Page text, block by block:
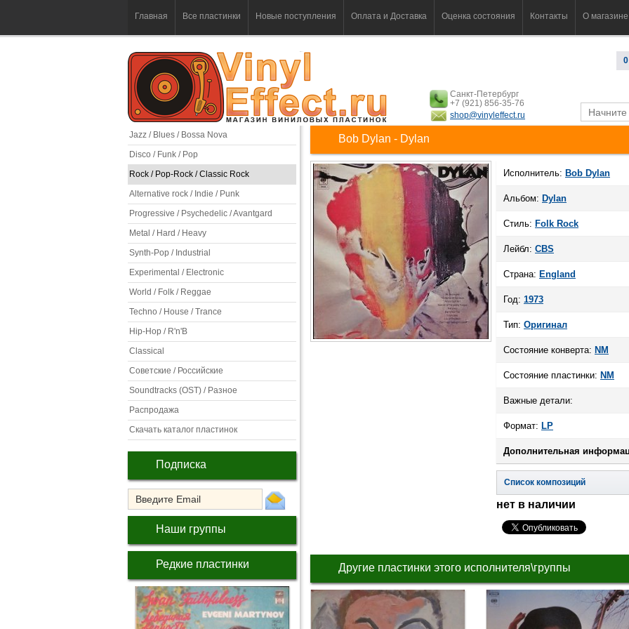
Главная Все пластинки Новые поступления Оплата и Доставка Оценка состояния Контакты О магазине
0
Санкт-Петербург
+7 (921) 856-35-76
shop@vinyleffect.ru
Jazz / Blues / Bossa Nova
Disco / Funk / Pop
Rock / Pop-Rock / Classic Rock
Alternative rock / Indie / Punk
Progressive / Psychedelic / Avantgard
Metal / Hard / Heavy
Synth-Pop / Industrial
Experimental / Electronic
World / Folk / Reggae
Techno / House / Trance
Hip-Hop / R'n'B
Classical
Советские / Российские
Soundtracks (OST) / Разное
Распродажа
Скачать каталог пластинок
Подписка
Наши группы
Редкие пластинки
Bob Dylan - Dylan
Исполнитель: Bob Dylan
Альбом: Dylan
Стиль: Folk Rock
Лейбл: CBS
Страна: England
Год: 1973
Тип: Оригинал
Состояние конверта: NM
Состояние пластинки: NM
Важные детали:
Формат: LP
Дополнительная
Список композиций
нет в наличии
Другие пластинки этого исполнителя\группы